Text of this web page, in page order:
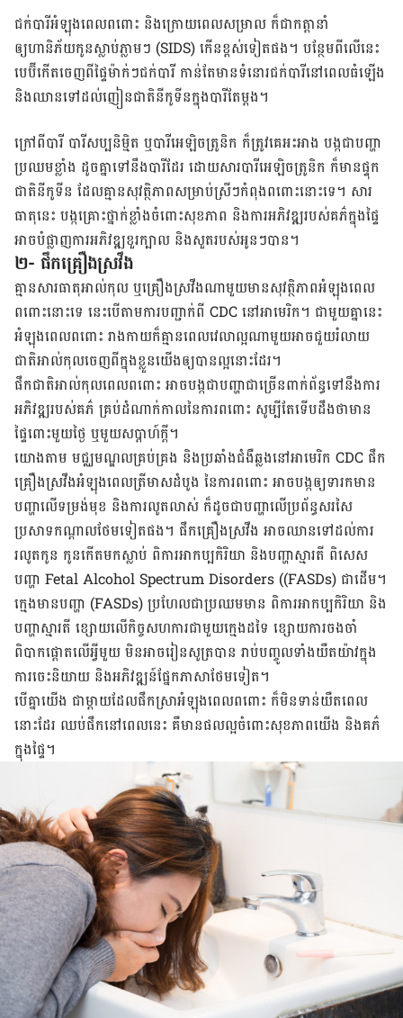
ជក់បារីអំឡុងពេលពពោះ និងក្រោយពេលសម្រាល ក៏ជាកត្តានាំ
ឲ្យហានិភ័យកូនស្លាប់ភ្លាមៗ (SIDS) កើនខ្ពស់​ទៀត​ផង។ បន្ថែម​ពី​លើ​នេះ ​
បេប៊ីកើត​ចេញ​ពីផ្ទៃម៉ាក់ៗ​ជក់បារី ​កាន់​តែមាន​ទំនោរ​ជក់បារីនៅ​ពេលធំឡើង
និង​ឈាន​ទៅ​ដល់​ញៀនជាតិ​នីកូទីន​ក្នុង​បារីតែម្តង។
ក្រៅពីបារី បារីសប្បនិម្មិត ឬបារីអេឡិចត្រូនិក ក៏ត្រូវគេអះអាង បង្កជាបញ្ហា
ប្រឈមខ្លាំង ដូចគ្នាទៅនឹងបារីដែរ ដោយសារ​បារីអេឡិចត្រូនិក ក៏មានផ្ទុក​
ជាតិ​នីកូទីន ដែលគ្មានសុវត្ថិភាពសម្រាប់ស្រីៗកំពុង​ពពោះ​នោះទេ។ សារ
ធាតុនេះ បង្កគ្រោះថ្នាក់ខ្លាំងចំពោះសុខភាព និងការអភិវឌ្ឍរបស់គភ៌ក្នុងផ្ទៃ
អាច​បំផ្លាញ​ការអភិវឌ្ឍខួរក្បាល និងសួត​របស់អូនៗ​បាន។
២- ផឹកគ្រឿងស្រវឹង
គ្មានសារធាតុអាល់កុល ឬគ្រឿងស្រវឹង​ណាមួយមានសុវត្ថិភាពអំឡុងពេល
ពពោះនោះទេ នេះ​បើ​តាម​ការ​បញ្ជាក់ពី CDC នៅអាមេរិក។ ជាមួយគ្នានេះ
អំឡុងពេលពពោះ រាងកាយក៏គ្មានពេលវេលាល្អណា​មួយ​អាច​ជួយ​រំលាយ​
ជាតិអាល់កុល​ចេញពីក្នុង​ខ្លួនយើង​ឲ្យ​បាន​ល្អ​នោះ​ដែរ។
ផឹកជាតិអាល់កុលពេលពពោះ អាចបង្កជាបញ្ហាជាច្រើនពាក់ព័ន្ធទៅនឹងការ
អភិវឌ្ឍរបស់គភ៌ គ្រប់​ដំណាក់​កាល​នៃ​ការ​ពពោះ សូម្បី​តែ​ទើបដឹងថាមាន​
ផ្ទៃពោះ​មួយថ្ងៃ ឬមួយសប្តាហ៍ក្តី។
យោងតាម មជ្ឈមណ្ឌលគ្រប់គ្រង និងប្រឆាំងជំងឺឆ្លងនៅអាមេរិក CDC ផឹក
គ្រឿងស្រវឹង​អំឡុង​ពេល​ត្រីមាស​ដំបូង នៃការពពោះ អាច​បង្កឲ្យទារកមាន
បញ្ហាលើទម្រង់មុខ និងការលូតលាស់ ក៏ដូចជាបញ្ហាលើប្រព័ន្ធ​សរសៃ​
ប្រសាទ​កណ្តាល​ថែមទៀត​ផង​។ ផឹក​គ្រឿង​ស្រវឹង អាចឈាន​ទៅដល់ការ​
រលូតកូន កូនកើត​មកស្លាប់ ពិការអាកប្បកិរិយា និងបញ្ហាស្មារតី ពិសេស
បញ្ហា Fetal Alcohol Spectrum Disorders ((FASDs) ជាដើម។
ក្មេងមានបញ្ហា (FASDs) ប្រហែលជាប្រឈម​មាន ពិការអាកប្បកិរិយា និង
បញ្ហាស្មារតី ខ្សោយលើកិច្ចសហការ​ជាមួយ​ក្មេង​ដទៃ ខ្សោយ​ការចងចាំ
ពិបាកផ្តោតលើអ្វីមួយ មិនអាចរៀនសូត្របាន រាប់បញ្ចូលទាំង​យឺតយ៉ាវ​ក្នុង
ការ​ចេះនិយាយ និង​អភិវឌ្ឍន៍ផ្នែក​ភាសាថែម​ទៀត។
បើគ្នាយើង ជាម្តាយដែលផឹកស្រាអំឡុងពេលពពោះ ក៏មិនទាន់យឺតពេល
នោះដែរ ឈប់ផឹកនៅ​ពេលនេះ គឺមានផលល្អចំពោះសុខភាព​យើង ​និងគភ៌​
ក្នុង​ផ្ទៃ។